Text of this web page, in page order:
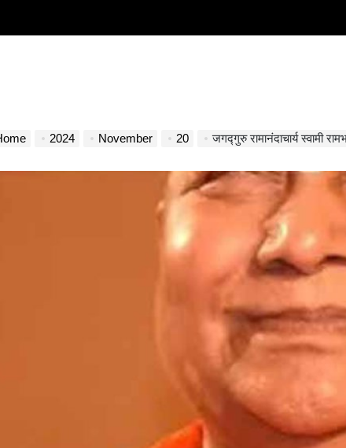
2024 November 20 जगद्गुरु रामानंदाचार्य स्वामी